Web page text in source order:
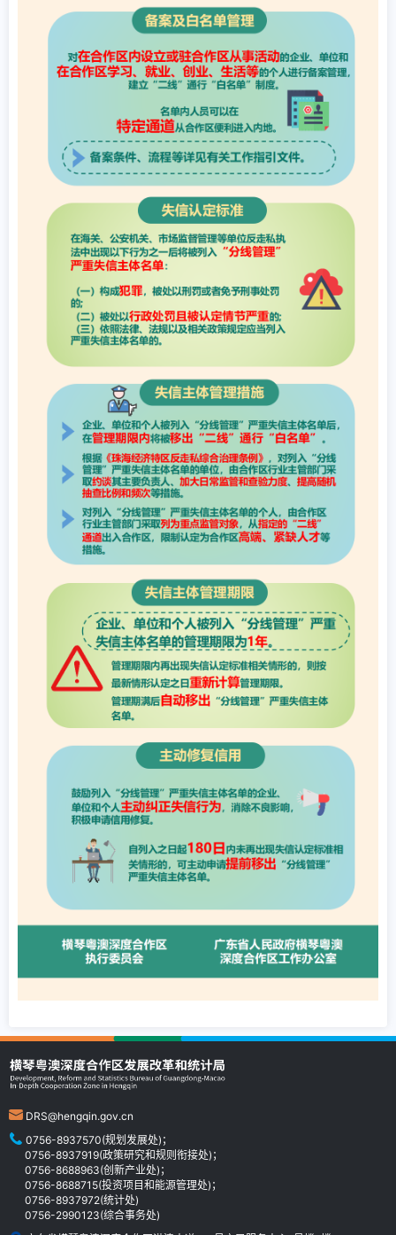
DRS@hengqin.gov.cn
0756-8937570(规划发展处)；
0756-8937919(政策研究和规则衔接处)；
0756-8688963(创新产业处)；
0756-8688715(投资项目和能源管理处)；
0756-8937972(统计处)
0756-2990123(综合事务处)